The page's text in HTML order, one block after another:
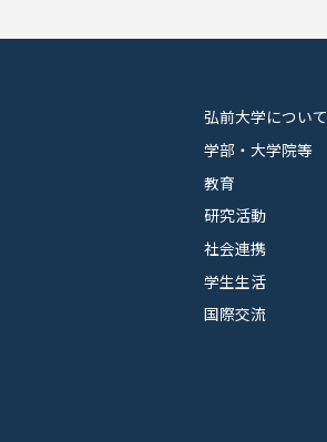
弘前大学について
学部・大学院等
教育
研究活動
社会連携
学生生活
国際交流